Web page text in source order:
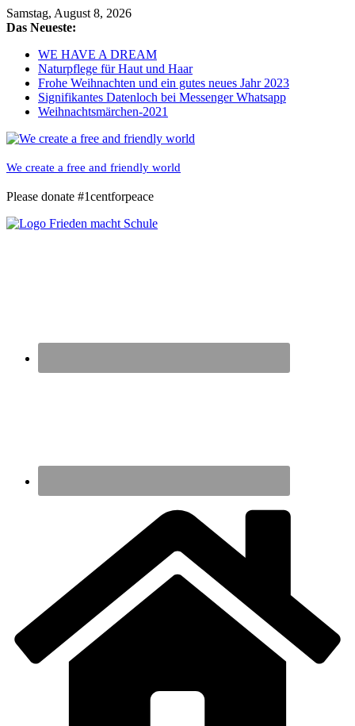
Skip
to
Samstag, August 8, 2026
Das Neueste:
WE HAVE A DREAM
Naturpflege für Haut und Haar
Frohe Weihnachten und ein gutes neues Jahr 2023
Signifikantes Datenloch bei Messenger Whatsapp
Weihnachtsmärchen-2021
We create a free and friendly world
Please donate #1centforpeace